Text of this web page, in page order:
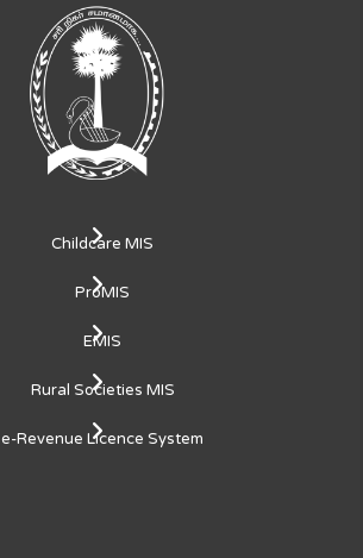
Childcare MIS
ProMIS
EMIS
Rural Societies MIS
e-Revenue Licence System